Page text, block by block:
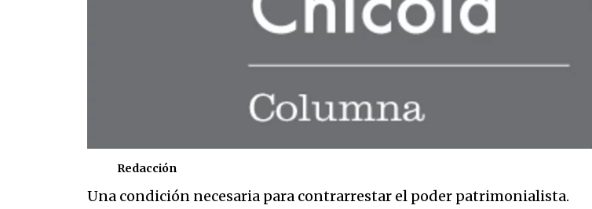
Redacción
Una condición necesaria para contrarrestar el poder patrimonialista.